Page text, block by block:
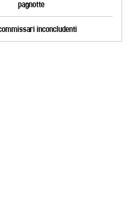
pagnotte
inconcludenti